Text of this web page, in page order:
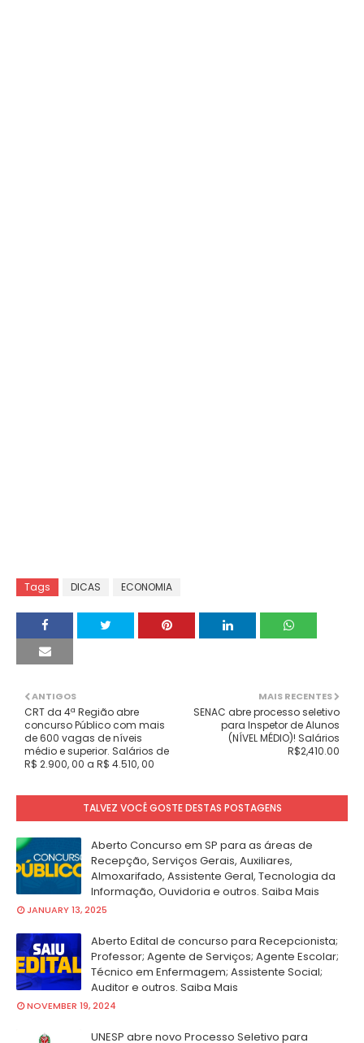
Tags DICAS ECONOMIA
MAIS RECENTES
SENAC abre processo seletivo
para Inspetor de Alunos
(NÍVEL MÉDIO)! Salários
R$2,410.00
ANTIGOS
CRT da 4ª Região abre
concurso Público com mais
de 600 vagas de níveis
médio e superior. Salários de
R$ 2.900, 00 a R$ 4.510, 00
TALVEZ VOCÊ GOSTE DESTAS POSTAGENS
Aberto Concurso em SP para as áreas de
Recepção, Serviços Gerais, Auxiliares,
Almoxarifado, Assistente Geral, Tecnologia da
Informação, Ouvidoria e outros. Saiba Mais
JANUARY 13, 2025
Aberto Edital de concurso para Recepcionista;
Professor; Agente de Serviços; Agente Escolar;
Técnico em Enfermagem; Assistente Social;
Auditor e outros. Saiba Mais
NOVEMBER 19, 2024
UNESP abre novo Processo Seletivo para